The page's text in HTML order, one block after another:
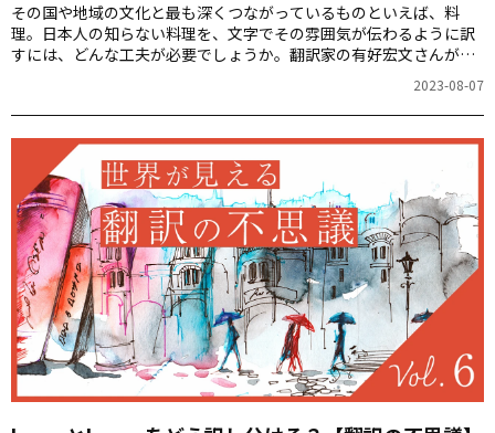
その国や地域の文化と最も深くつながっているものといえば、料
理。日本人の知らない料理を、文字でその雰囲気が伝わるように訳
すには、どんな工夫が必要でしょうか。翻訳家の有好宏文さんが、
「ミート・アンド・スリー・ベジタブル・ランチ」という言葉を例
2023-08-07